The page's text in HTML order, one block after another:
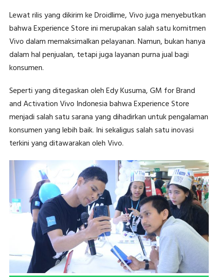
Lewat rilis yang dikirim ke Droidlime, Vivo juga menyebutkan
bahwa Experience Store ini merupakan salah satu komitmen
Vivo dalam memaksimalkan pelayanan. Namun, bukan hanya
dalam hal penjualan, tetapi juga layanan purna jual bagi
konsumen.
Seperti yang ditegaskan oleh Edy Kusuma, GM for Brand
and Activation Vivo Indonesia bahwa Experience Store
menjadi salah satu sarana yang dihadirkan untuk pengalaman
konsumen yang lebih baik. Ini sekaligus salah satu inovasi
terkini yang ditawarakan oleh Vivo.